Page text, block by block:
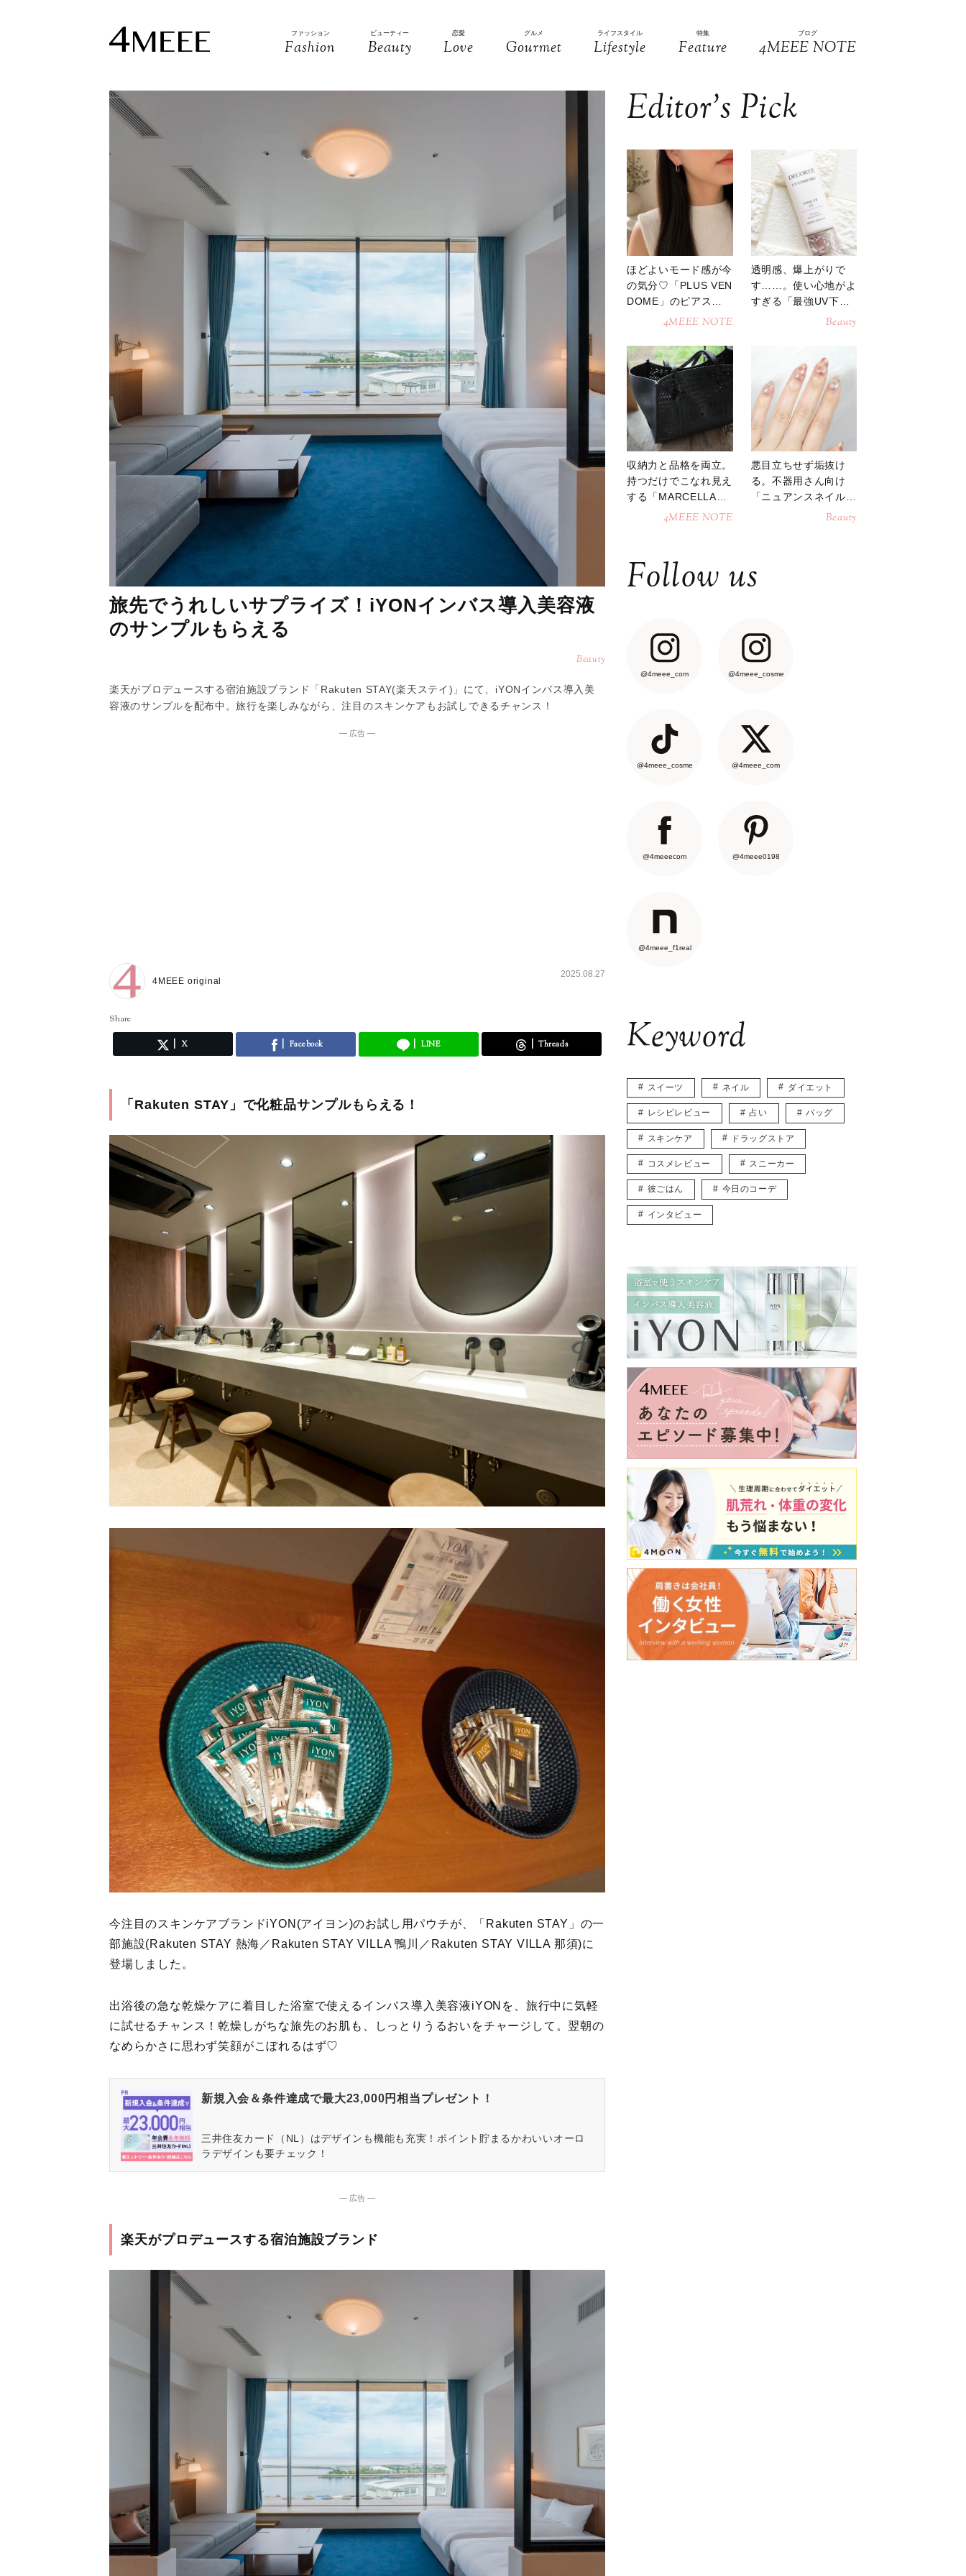
ファッション
Fashion
ビューティー
Beauty
恋愛
Love
グルメ
Gourmet
ライフスタイル
Lifestyle
特集
Feature
ブログ
4MEEE NOTE
旅先でうれしいサプライズ！iYONインバス導入美容液
のサンプルもらえる
Beauty
楽天がプロデュースする宿泊施設ブランド「Rakuten STAY(楽天ステイ)」にて、iYONインバス導入美
容液のサンプルを配布中。旅行を楽しみながら、注目のスキンケアもお試しできるチャンス！
― 広告 ―
4MEEE original
2025.08.27
Share
X Facebook LINE Threads
「Rakuten STAY」で化粧品サンプルもらえる！
今注目のスキンケアブランドiYON(アイヨン)のお試し用パウチが、「Rakuten STAY」の一
部施設(Rakuten STAY 熱海／Rakuten STAY VILLA 鴨川／Rakuten STAY VILLA 那須)に
登場しました。
出浴後の急な乾燥ケアに着目した浴室で使えるインバス導入美容液iYONを、旅行中に気軽
に試せるチャンス！乾燥しがちな旅先のお肌も、しっとりうるおいをチャージして。翌朝の
なめらかさに思わず笑顔がこぼれるはず♡
新規入会＆条件達成で最大23,000円相当プレゼント！
三井住友カード（NL）はデザインも機能も充実！ポイント貯まるかわいいオーロ
ラデザインも要チェック！
― 広告 ―
楽天がプロデュースする宿泊施設ブランド
Editor’s Pick
ほどよいモード感が今
の気分♡「PLUS VEN
DOME」のピアスが
4MEEE NOTE
透明感、爆上がりで
す……。使い心地がよ
すぎる「最強UV下
Beauty
収納力と品格を両立。
持つだけでこなれ見え
する「MARCELLAト
ートバッグ」4MEEE NOTE
悪目立ちせず垢抜け
る。不器用さん向け
「ニュアンスネイル」
Beauty
Follow us
@4meee_com @4meee_cosme
@4meee_cosme @4meee_com
@4meeecom @4meee0198
@4meee_f1real
Keyword
スイーツ ネイル ダイエット
レシピレビュー 占い バッグ
スキンケア ドラッグストア
コスメレビュー スニーカー
彼ごはん 今日のコーデ
インタビュー